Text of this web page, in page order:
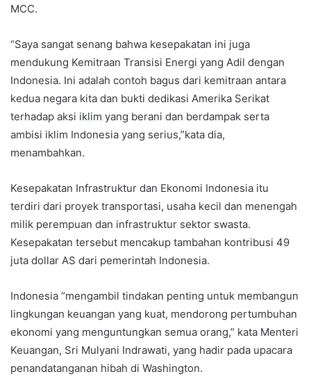
MCC.
“Saya sangat senang bahwa kesepakatan ini juga
mendukung Kemitraan Transisi Energi yang Adil dengan
Indonesia. Ini adalah contoh bagus dari kemitraan antara
kedua negara kita dan bukti dedikasi Amerika Serikat
terhadap aksi iklim yang berani dan berdampak serta
ambisi iklim Indonesia yang serius,”kata dia,
menambahkan.
Kesepakatan Infrastruktur dan Ekonomi Indonesia itu
terdiri dari proyek transportasi, usaha kecil dan menengah
milik perempuan dan infrastruktur sektor swasta.
Kesepakatan tersebut mencakup tambahan kontribusi 49
juta dollar AS dari pemerintah Indonesia.
Indonesia “mengambil tindakan penting untuk membangun
lingkungan keuangan yang kuat, mendorong pertumbuhan
ekonomi yang menguntungkan semua orang,” kata Menteri
Keuangan, Sri Mulyani Indrawati, yang hadir pada upacara
penandatanganan hibah di Washington.